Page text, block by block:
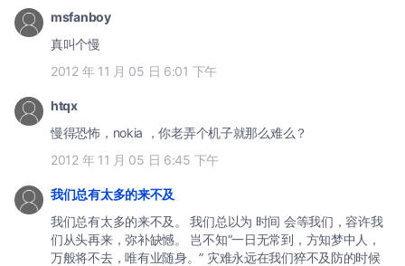
msfanboy
真叫个慢
2012 年 11 月 05 日 6:01 下午
htqx
慢得恐怖，nokia ，你老弄个机子就那么难么？
2012 年 11 月 05 日 6:45 下午
我们总有太多的来不及
我们总有太多的来不及。 我们总以为 时间 会等我们，容许我
们从头再来，弥补缺憾。 岂不知“一日无常到，方知梦中人，
万般将不去，唯有业随身。” 灾难永远在我们猝不及防的时候